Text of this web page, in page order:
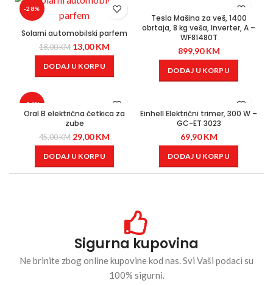
-28%
Solarni automobilski parfem
18,00KM 13,00KM
DODAJ U KORPU
Tesla Mašina za veš, 1400
obrtaja, 8 kg veša, Inverter, A –
WF81480T
899,90KM
DODAJ U KORPU
-36%
Oral B električna četkica za
zube
45,00KM 29,00KM
DODAJ U KORPU
Einhell Električni trimer, 300 W –
GC-ET 3023
69,90KM
DODAJ U KORPU
Sigurna kupovina
Ne brinite zbog online kupovine kod nas. Svi Vaši podaci su
100% sigurni.